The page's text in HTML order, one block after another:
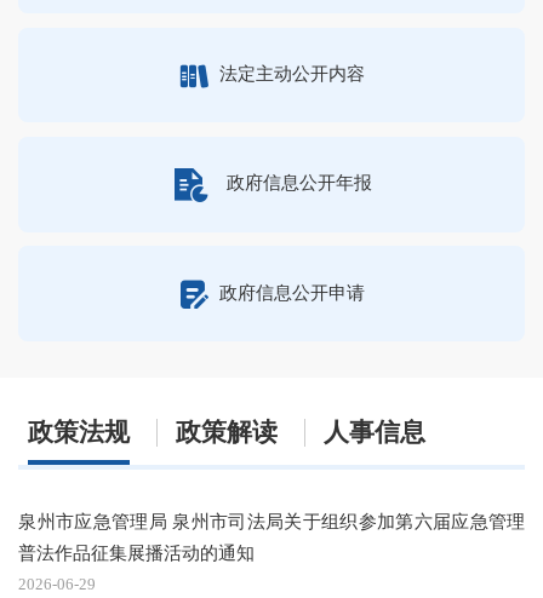
法定主动公开内容
政府信息公开年报
政府信息公开申请
政策法规 政策解读 人事信息
泉州市应急管理局 泉州市司法局关于组织参加第六届应急管理
普法作品征集展播活动的通知
2026-06-29